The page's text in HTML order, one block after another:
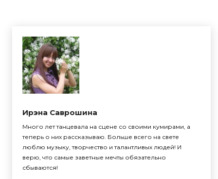
Ирэна Саврошина
Много лет танцевала на сцене со своими кумирами, а
теперь о них рассказываю. Больше всего на свете
люблю музыку, творчество и талантливых людей! И
верю, что самые заветные мечты обязательно
сбываются!